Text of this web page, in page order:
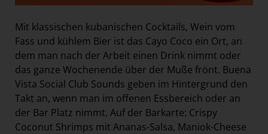
Mit klassischen kubanischen Cocktails, Wein vom
Fass und kühlem Bier ist das Cayo Coco ein Ort, an
dem man nach der Arbeit einen Drink nimmt oder
das ganze Wochenende über der Muße frönt. Buena
Vista Social Club Sounds geben im Hintergrund den
Takt an, wenn man im offenen Essbereich oder an
der Bar Platz nimmt. Auf der Barkarte: Crispy
Coconut Shrimps mit Ananas-Salsa, Maniok-Cheese